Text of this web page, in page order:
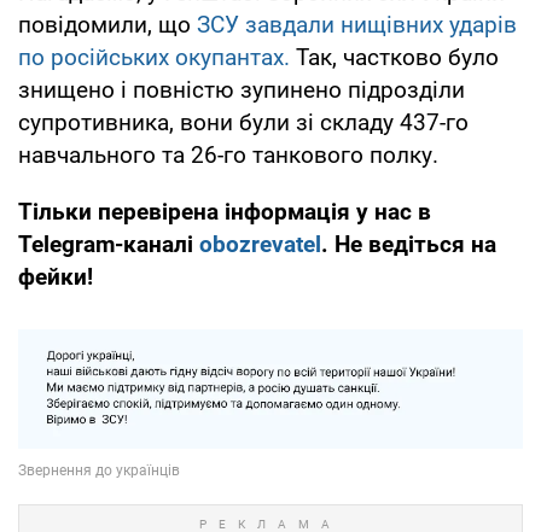
повідомили, що ЗСУ завдали нищівних ударів
по російських окупантах. Так, частково було
знищено і повністю зупинено підрозділи
супротивника, вони були зі складу 437-го
навчального та 26-го танкового полку.
Тільки перевірена інформація у нас в
Telegram-каналі obozrevatel. Не ведіться на
фейки!